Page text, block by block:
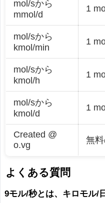
mol/sから
mmol/d
1
mol/sから
kmol/min
1
mol/sから
kmol/h
1
mol/sから
kmol/d
1
Created @
o.vg
無
よくある質問
9モル/秒とは、キロモル/